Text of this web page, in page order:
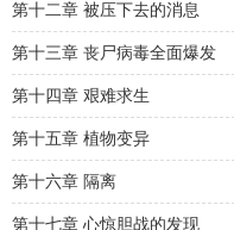
第十二章 被压下去的消息
第十三章 丧尸病毒全面爆发
第十四章 艰难求生
第十五章 植物变异
第十六章 隔离
第十七章 心惊胆战的发现